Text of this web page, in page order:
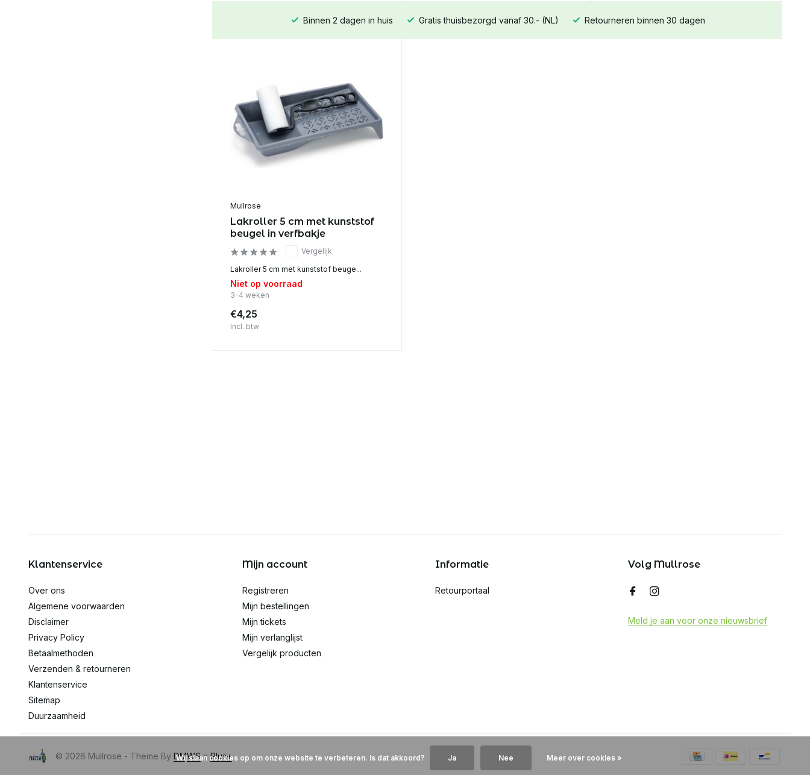
Binnen 2 dagen in huis Gratis thuisbezorgd vanaf 30.- (NL) Retourneren binnen 30 dagen
Mullrose
Lakroller 5 cm met kunststof
beugel in verfbakje
Vergelijk
Lakroller 5 cm met kunststof beuge...
Niet op voorraad
3-4 weken
€4,25
Incl. btw
Klantenservice
Over ons
Algemene voorwaarden
Disclaimer
Privacy Policy
Betaalmethoden
Verzenden & retourneren
Klantenservice
Sitemap
Duurzaamheid
Mijn account
Registreren
Mijn bestellingen
Mijn tickets
Mijn verlanglijst
Vergelijk producten
Informatie
Retourportaal
Volg Mullrose
Meld je aan voor onze nieuwsbrief
© 2026 Mullrose - Theme By DMWSxPlus+
Wij slaan cookies op om onze website te verbeteren. Is dat akkoord? Ja Nee Meer over cookies »